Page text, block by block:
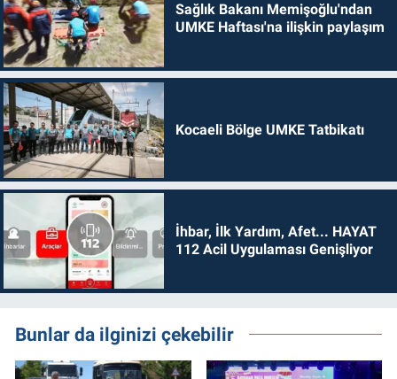
Sağlık Bakanı Memişoğlu'ndan
UMKE Haftası'na ilişkin paylaşım
Kocaeli Bölge UMKE Tatbikatı
İhbar, İlk Yardım, Afet... HAYAT
112 Acil Uygulaması Genişliyor
Bunlar da ilginizi çekebilir